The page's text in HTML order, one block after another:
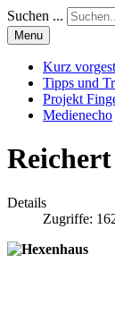
Suchen ...
Menu
Kurz
Tipps und
Projekt
Medienecho
Details
Zugriffe: